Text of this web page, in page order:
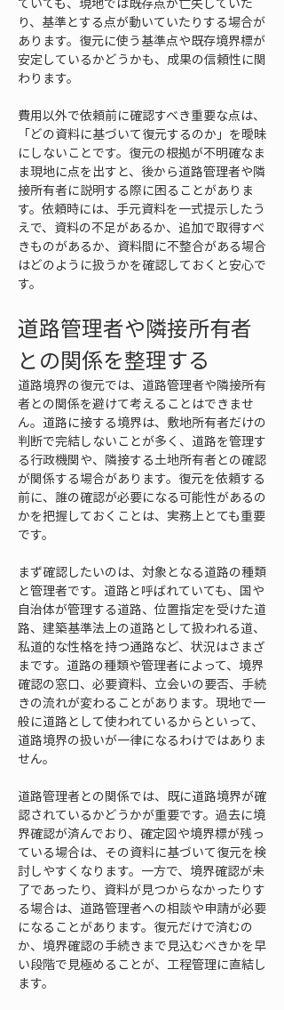
り、基準とする点が動いていたりする場合が
あります。復元に使う基準点や既存境界標が
安定しているかどうかも、成果の信頼性に関
わります。
費用以外で依頼前に確認すべき重要な点は、
「どの資料に基づいて復元するのか」を曖昧
にしないことです。復元の根拠が不明確なま
ま現地に点を出すと、後から道路管理者や隣
接所有者に説明する際に困ることがありま
す。依頼時には、手元資料を一式提示したう
えで、資料の不足があるか、追加で取得すべ
きものがあるか、資料間に不整合がある場合
はどのように扱うかを確認しておくと安心で
す。
道路管理者や隣接所有者
との関係を整理する
道路境界の復元では、道路管理者や隣接所有
者との関係を避けて考えることはできませ
ん。道路に接する境界は、敷地所有者だけの
判断で完結しないことが多く、道路を管理す
る行政機関や、隣接する土地所有者との確認
が関係する場合があります。復元を依頼する
前に、誰の確認が必要になる可能性があるの
かを把握しておくことは、実務上とても重要
です。
まず確認したいのは、対象となる道路の種類
と管理者です。道路と呼ばれていても、国や
自治体が管理する道路、位置指定を受けた道
路、建築基準法上の道路として扱われる道、
私道的な性格を持つ通路など、状況はさまざ
まです。道路の種類や管理者によって、境界
確認の窓口、必要資料、立会いの要否、手続
きの流れが変わることがあります。現地で一
般に道路として使われているからといって、
道路境界の扱いが一律になるわけではありま
せん。
道路管理者との関係では、既に道路境界が確
認されているかどうかが重要です。過去に境
界確認が済んでおり、確定図や境界標が残っ
ている場合は、その資料に基づいて復元を検
討しやすくなります。一方で、境界確認が未
了であったり、資料が見つからなかったりす
る場合は、道路管理者への相談や申請が必要
になることがあります。復元だけで済むの
か、境界確認の手続きまで見込むべきかを早
い段階で見極めることが、工程管理に直結し
ます。